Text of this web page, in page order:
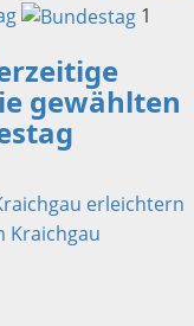
1
gewählten
erleichtern